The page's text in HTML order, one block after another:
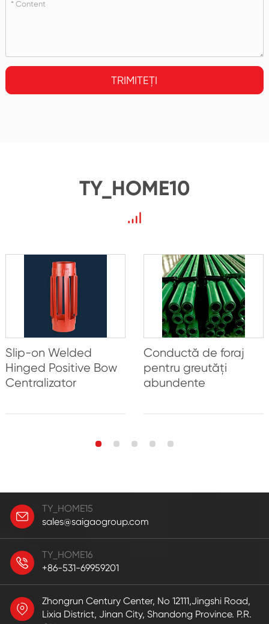
TRIMITEȚI
TY_HOME10
Slip-on Welded
Hinged Positive Bow
Centralizator
Conductă de foraj
pentru greutăți
abundente
TY_HOME15
sales@saigaogroup.com
TY_HOME16
+86-531-69959201
Zhongrun Century Center, No 12111,Jingshi Road,
Lixia District, Jinan City, Shandong Province. P.R.